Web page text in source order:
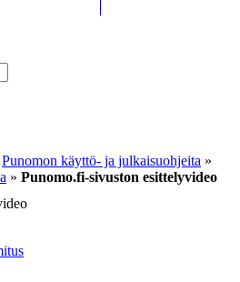
Punomon käyttö- ja julkaisuohjeita »
» Punomo.fi-sivuston esittelyvideo